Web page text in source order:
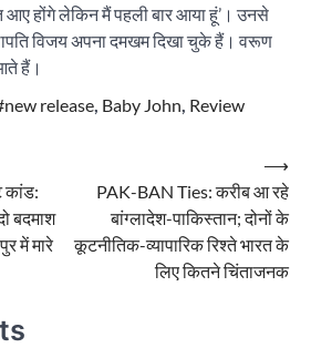
आए होंगे लेकिन मैं पहली बार आया हूं’। उनसे
विजय अपना दमखम दिखा चुके हैं। वरूण
हैं।
release, Baby John, Review
बदमाश
में मारे
PAK-BAN Ties: करीब आ रहे
बांग्लादेश-पाकिस्तान; दोनों के
कूटनीतिक-व्यापारिक रिश्ते भारत के
लिए कितने चिंताजनक
⟶